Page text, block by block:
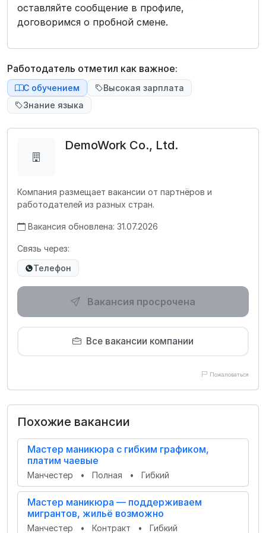
оставляйте сообщение в профиле,
договоримся о пробной смене.
Работодатель отметил как важное:
С обучением
Высокая зарплата
Знание языка
DemoWork Co., Ltd.
Компания размещает вакансии от партнёров и
работодателей из разных стран.
Вакансия обновлена: 31.07.2026
Связь через:
Телефон
Вакансия просрочена
Все вакансии компании
Пожаловаться
Похожие вакансии
Мастер маникюра с гибким графиком,
платим чаевые
Манчестер • Полная • Гибкий
Мастер маникюра — поддерживаем
мигрантов, жильё возможно
Манчестер • Контракт • Гибкий